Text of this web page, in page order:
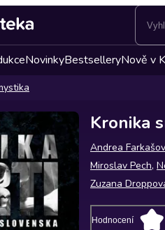
NovinkyBestselleryNově v
Kronika
Andrea
Miroslav Pech,
Zuzana
Hodnocení